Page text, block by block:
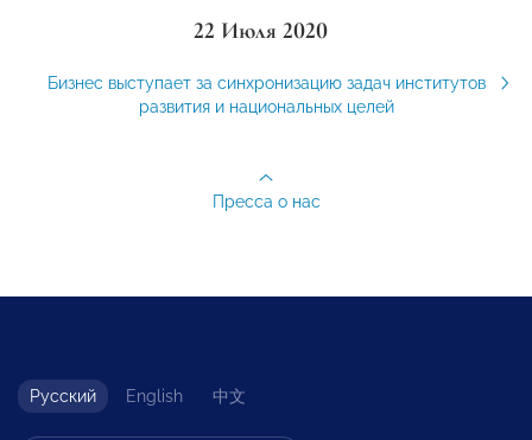
22 Июля 2020
Бизнес выступает за синхронизацию задач институтов
развития и национальных целей
Пресса о нас
Русский English 中文